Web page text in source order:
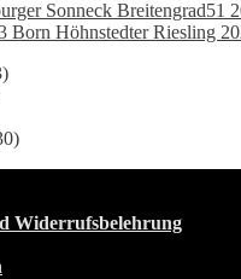
Born Höhnstedter Riesling
Widerrufsbelehrung